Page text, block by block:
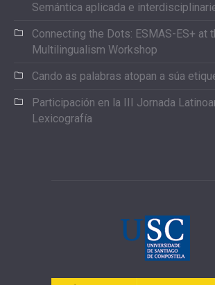
Semántica aplicada e
Connecting the Dots: ESMAS-ES+ at
Multilingualism Workshop
Cando as palabras atopan a súa
Participación en la III Jornada
Lexicografía